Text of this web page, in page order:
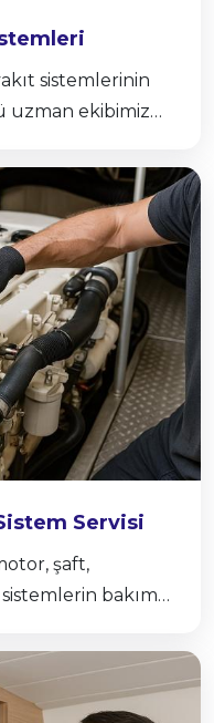
sistemlerinin
uzman ekibimiz
Servisi
şaft,
bakım